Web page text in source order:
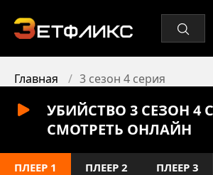
Главная 3 сезон 4 серия
УБИЙСТВО 3 СЕЗОН 4
СМОТРЕТЬ ОНЛАЙН
ПЛЕЕР 1 ПЛЕЕР 2 ПЛЕЕР 3